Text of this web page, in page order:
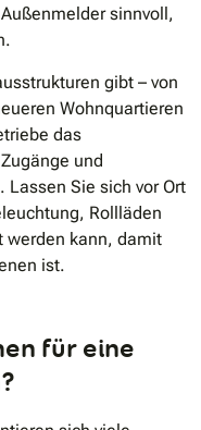
sinnvoll,
gibt – von
Wohnquartieren
das
und
Sie sich vor Ort
Rollläden
werden kann, damit
ist.
für eine